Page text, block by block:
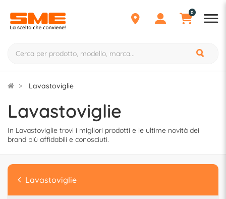
0
Lavastoviglie
Lavastoviglie
In Lavastoviglie trovi i migliori prodotti e le ultime novità dei
brand più affidabili e conosciuti.
Lavastoviglie